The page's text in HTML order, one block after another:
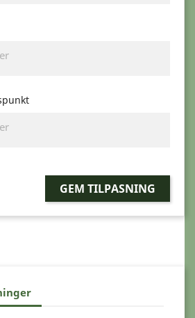
GEM TILPASNING